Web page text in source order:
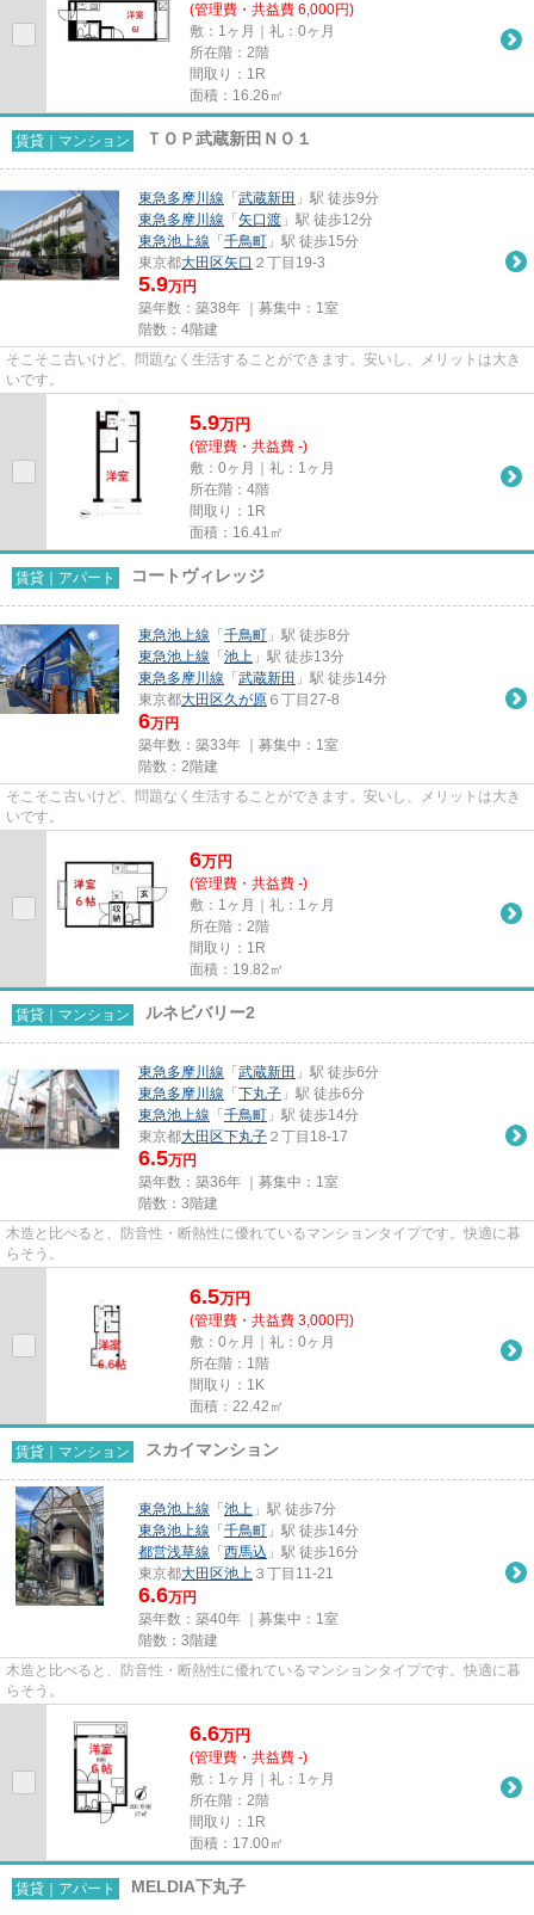
(管理費・共益費 6,000円)
敷：1ヶ月｜礼：0ヶ月
所在階：2階
間取り：1R
面積：16.26㎡
賃貸｜マンション ＴＯＰ武蔵新田ＮＯ１
東急多摩川線 「 武蔵新田 」駅 徒歩9分
東急多摩川線 「 矢口渡 」駅 徒歩12分
東急池上線 「 千鳥町 」駅 徒歩15分
東京都大田区矢口 ２丁目19-3
5.9万円
築年数：築38年 ｜募集中： 1室
階数：4階建
そこそこ古いけど、問題なく生活することができます。安いし、メリットは大き
いです。
5.9万円
(管理費・共益費 -)
敷：0ヶ月｜礼：1ヶ月
所在階：4階
間取り：1R
面積：16.41㎡
賃貸｜アパート コートヴィレッジ
東急池上線 「 千鳥町 」駅 徒歩8分
東急池上線 「 池上 」駅 徒歩13分
東急多摩川線 「 武蔵新田 」駅 徒歩14分
東京都大田区久が原 ６丁目27-8
6万円
築年数：築33年 ｜募集中： 1室
階数：2階建
そこそこ古いけど、問題なく生活することができます。安いし、メリットは大き
いです。
6万円
(管理費・共益費 -)
敷：1ヶ月｜礼：1ヶ月
所在階：2階
間取り：1R
面積：19.82㎡
賃貸｜マンション ルネビバリー2
東急多摩川線 「 武蔵新田 」駅 徒歩6分
東急多摩川線 「 下丸子 」駅 徒歩6分
東急池上線 「 千鳥町 」駅 徒歩14分
東京都大田区下丸子 ２丁目18-17
6.5万円
築年数：築36年 ｜募集中： 1室
階数：3階建
木造と比べると、防音性・断熱性に優れているマンションタイプです。快適に暮
らそう。
6.5万円
(管理費・共益費 3,000円)
敷：0ヶ月｜礼：0ヶ月
所在階：1階
間取り：1K
面積：22.42㎡
賃貸｜マンション スカイマンション
東急池上線 「 池上 」駅 徒歩7分
東急池上線 「 千鳥町 」駅 徒歩14分
都営浅草線 「 西馬込 」駅 徒歩16分
東京都大田区池上 ３丁目11-21
6.6万円
築年数：築40年 ｜募集中： 1室
階数：3階建
木造と比べると、防音性・断熱性に優れているマンションタイプです。快適に暮
らそう。
6.6万円
(管理費・共益費 -)
敷：1ヶ月｜礼：1ヶ月
所在階：2階
間取り：1R
面積：17.00㎡
賃貸｜アパート MELDIA下丸子